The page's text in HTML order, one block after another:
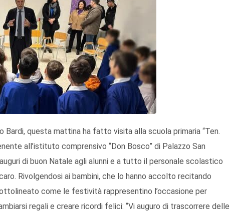
questa mattina ha fatto visita alla scuola primaria “Ten.
all’istituto comprensivo “Don Bosco” di Palazzo San
di buon Natale agli alunni e a tutto il personale scolastico
Rivolgendosi ai bambini, che lo hanno accolto recitando
come le festività rappresentino l’occasione per
regali e creare ricordi felici: “Vi auguro di trascorrere delle